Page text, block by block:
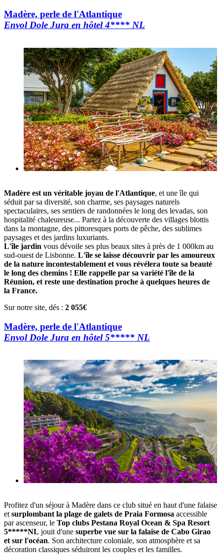
Madère, perle de l'Atlantique
Envol Dole Jura en hôtel 4**** NL
Madère est un véritable joyau de l'Atlantique, et une île qui
séduit par sa diversité, son charme, ses paysages naturels
spectaculaires, ses sentiers de randonnées le long des levadas, son
hospitalité chaleureuse... Partez à la découverte des villages blottis
dans la montagne, des pittoresques ports de pêche, des sublimes
paysages et des jardins luxuriants.
L'île jardin vous dévoile ses plus beaux sites à près de 1 000km au
sud-ouest de Lisbonne. L'île se laisse découvrir par les amoureux
de la nature incontestablement et vous révélera toute sa beauté
le long des chemins ! Elle rappelle par sa variété l'île de la
Réunion, et reste une destination proche à quelques heures de
la France.
Sur notre site, dés : 2 055€
Madère, perle de l'Atlantique
Envol Dole Jura en hôtel 5***** NL
Profitez d'un séjour à Madère dans ce club situé en haut d'une falaise
et surplombant la plage de galets de Praia Formosa accessible
par ascenseur, le Top clubs Pestana Royal Ocean & Spa Resort
5*****NL jouit d'une superbe vue sur la falaise de Cabo Girao
et sur l'océan. Son architecture coloniale, son atmosphère et sa
décoration classiques séduiront les couples et les familles.